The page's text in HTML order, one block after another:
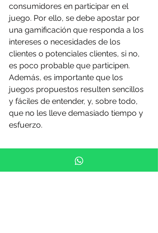
consumidores en participar en el
juego. Por ello, se debe apostar por
una gamificación que responda a los
intereses o necesidades de los
clientes o potenciales clientes, si no,
es poco probable que participen.
Además, es importante que los
juegos propuestos resulten sencillos
y fáciles de entender, y, sobre todo,
que no les lleve demasiado tiempo y
esfuerzo.